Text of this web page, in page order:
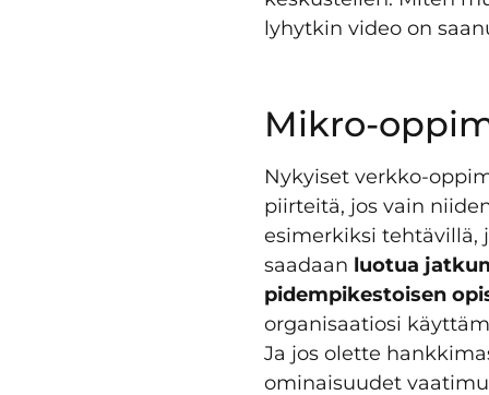
lyhytkin video on
Mikro-
Nykyiset verkko-
piirteitä, jos vain
esimerkiksi tehtävillä,
saadaan luotua
pidempikestoisen
organisaatiosi
Ja jos olette
ominaisuudet